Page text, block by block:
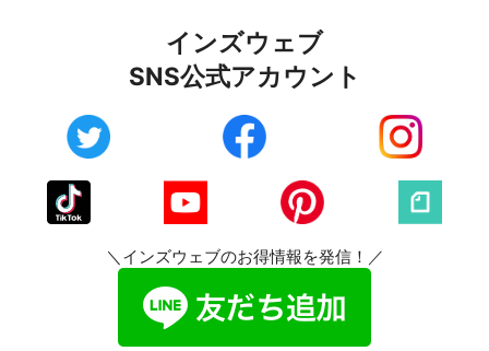
インズウェブ
SNS公式アカウント
＼インズウェブのお得情報を発信！／